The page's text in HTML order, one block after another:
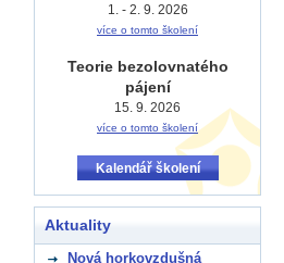
1. - 2. 9. 2026
více o tomto školení
Teorie bezolovnatého
pájení
15. 9. 2026
více o tomto školení
Kalendář školení
Aktuality
Nová horkovzdušná